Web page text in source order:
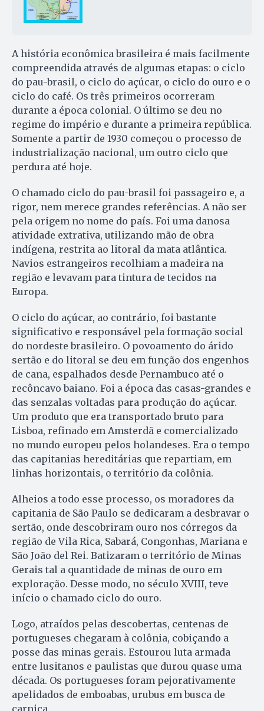
A história econômica brasileira é mais facilmente
compreendida através de algumas etapas: o ciclo
do pau-brasil, o ciclo do açúcar, o ciclo do ouro e o
ciclo do café. Os três primeiros ocorreram
durante a época colonial. O último se deu no
regime do império e durante a primeira república.
Somente a partir de 1930 começou o processo de
industrialização nacional, um outro ciclo que
perdura até hoje.
O chamado ciclo do pau-brasil foi passageiro e, a
rigor, nem merece grandes referências. A não ser
pela origem no nome do país. Foi uma danosa
atividade extrativa, utilizando mão de obra
indígena, restrita ao litoral da mata atlântica.
Navios estrangeiros recolhiam a madeira na
região e levavam para tintura de tecidos na
Europa.
O ciclo do açúcar, ao contrário, foi bastante
significativo e responsável pela formação social
do nordeste brasileiro. O povoamento do árido
sertão e do litoral se deu em função dos engenhos
de cana, espalhados desde Pernambuco até o
recôncavo baiano. Foi a época das casas-grandes e
das senzalas voltadas para produção do açúcar.
Um produto que era transportado bruto para
Lisboa, refinado em Amsterdã e comercializado
no mundo europeu pelos holandeses. Era o tempo
das capitanias hereditárias que repartiam, em
linhas horizontais, o território da colônia.
Alheios a todo esse processo, os moradores da
capitania de São Paulo se dedicaram a desbravar o
sertão, onde descobriram ouro nos córregos da
região de Vila Rica, Sabará, Congonhas, Mariana e
São João del Rei. Batizaram o território de Minas
Gerais tal a quantidade de minas de ouro em
exploração. Desse modo, no século XVIII, teve
início o chamado ciclo do ouro.
Logo, atraídos pelas descobertas, centenas de
portugueses chegaram à colônia, cobiçando a
posse das minas gerais. Estourou luta armada
entre lusitanos e paulistas que durou quase uma
década. Os portugueses foram pejorativamente
apelidados de emboabas, urubus em busca de